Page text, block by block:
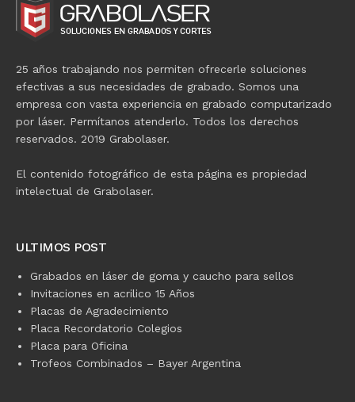
25 años trabajando nos permiten ofrecerle soluciones
efectivas a sus necesidades de grabado. Somos una
empresa con vasta experiencia en grabado computarizado
por láser. Permítanos atenderlo. Todos los derechos
reservados. 2019 Grabolaser.
El contenido fotográfico de esta página es propiedad
intelectual de Grabolaser.
ULTIMOS POST
Grabados en láser de goma y caucho para sellos
Invitaciones en acrilico 15 Años
Placas de Agradecimiento
Placa Recordatorio Colegios
Placa para Oficina
Trofeos Combinados – Bayer Argentina